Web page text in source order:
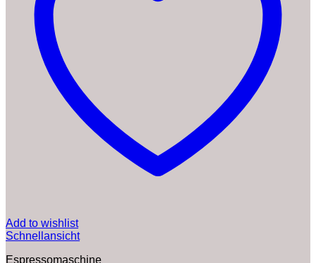
Add to wishlist
Schnellansicht
Espressomaschine